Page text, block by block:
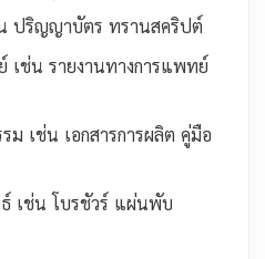
น ปริญญาบัตร ทรานสคริปต์
เช่น รายงานทางการแพทย์
ม เช่น เอกสารการผลิต คู่มือ
เช่น โบรชัวร์ แผ่นพับ